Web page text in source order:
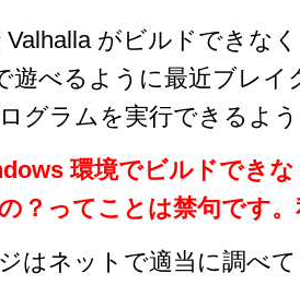
Valhalla がビルドできな
遊べるように最近ブレイ
グラムを実行できるよ
環境でビルドでき
？ってことは禁句です
はネットで適当に調べ